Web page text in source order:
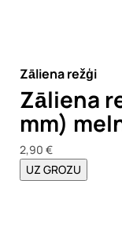
Zāliena režģi
Zāliena
mm)
2,90 €
UZ GROZU